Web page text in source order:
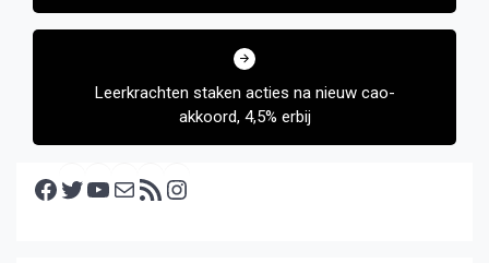
Leerkrachten staken acties na nieuw cao-
akkoord, 4,5% erbij
Facebook Twitter YouTube E-mail RSS feed